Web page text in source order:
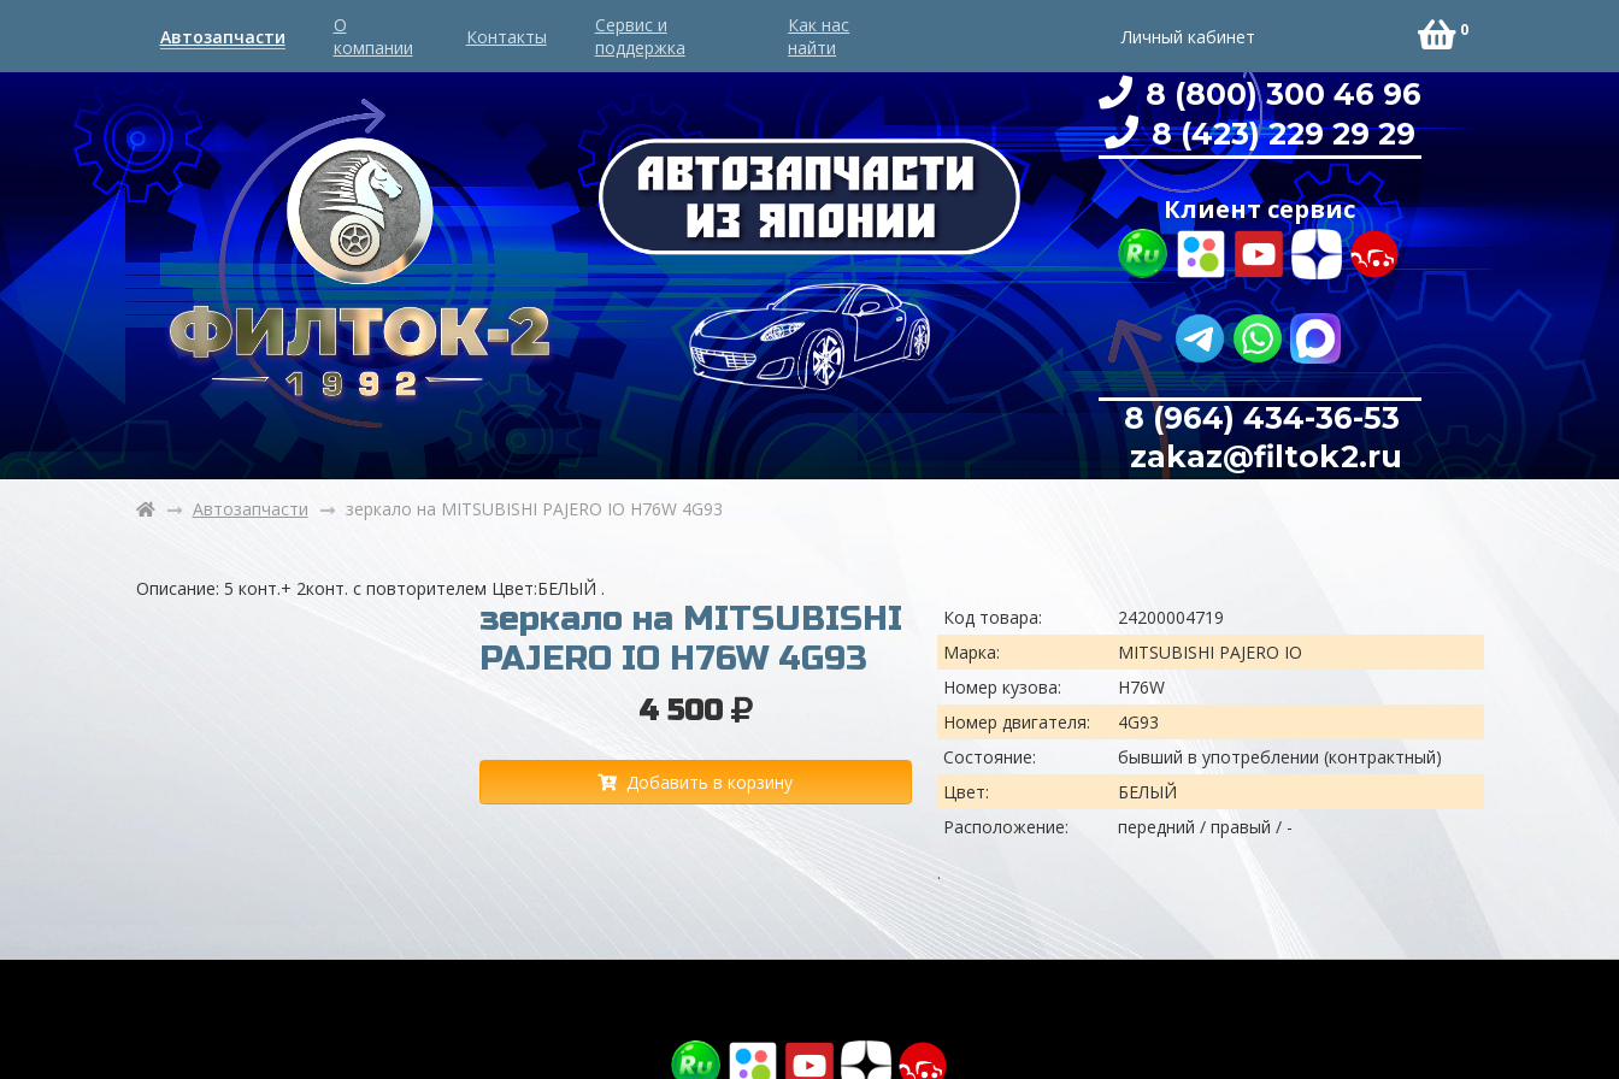
Автозапчасти
О
компании
Контакты
Сервис и
поддержка
Как нас
найти
Личный кабинет 0
8 (800) 300 46 96
8 (423) 229 29 29
Клиент сервис
8 (964) 434-36-53
zakaz@filtok2.ru
Автозапчасти зеркало на MITSUBISHI PAJERO IO H76W 4G93
зеркало на MITSUBISHI
PAJERO IO H76W 4G93
4 500
Добавить в корзину
Код товара:
24200004719
Марка:
MITSUBISHI PAJERO IO
Номер кузова:
H76W
Номер двигателя:
4G93
Состояние:
бывший в употреблении (контрактный)
Цвет:
БЕЛЫЙ
Расположение:
передний / правый / -
.
Описание: 5 конт.+ 2конт. с повторителем Цвет:БЕЛЫЙ .